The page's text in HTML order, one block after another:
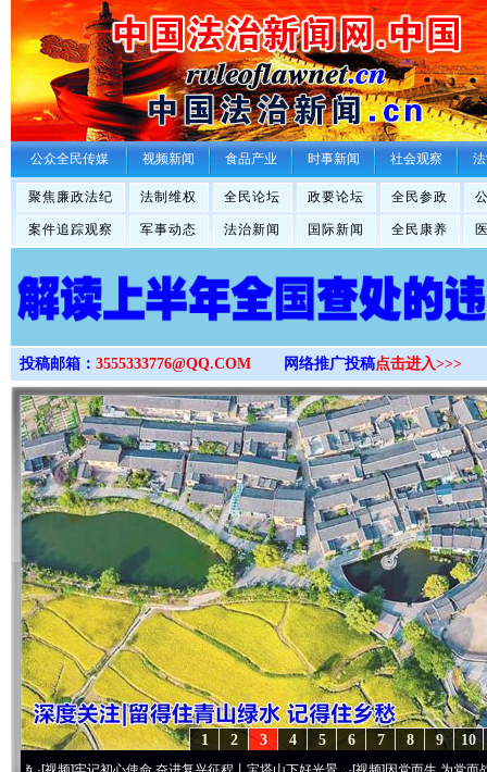
>
公众全民传媒 视频新闻 食品产业 时事新闻 社会观察
聚焦廉政法纪 法制维权 全民论坛 政要论坛 全民参政
案件追踪观察 军事动态 法治新闻 国际新闻 全民康养
投稿邮箱： 3555333776@QQ.COM 网络推广投稿点击进入>>>
10
9
8
7
6
5
4
3
2
1